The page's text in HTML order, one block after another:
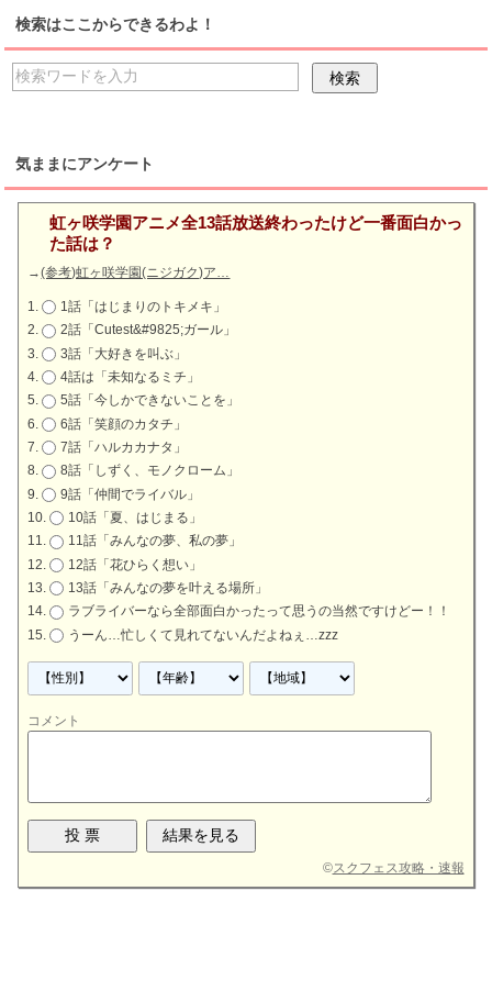
検索はここからできるわよ！
気ままにアンケート
虹ヶ咲学園アニメ全13話放送終わったけど一番面白かっ
た話は？
→(参考)虹ヶ咲学園(ニジガク)ア…
1話「はじまりのトキメキ」
2話「Cutest&#9825;ガール」
3話「大好きを叫ぶ」
4話は「未知なるミチ」
5話「今しかできないことを」
6話「笑顔のカタチ」
7話「ハルカカナタ」
8話「しずく、モノクローム」
9話「仲間でライバル」
10話「夏、はじまる」
11話「みんなの夢、私の夢」
12話「花ひらく想い」
13話「みんなの夢を叶える場所」
ラブライバーなら全部面白かったって思うの当然ですけどー！！
うーん…忙しくて見れてないんだよねぇ…zzz
コメント
©スクフェス攻略・速報